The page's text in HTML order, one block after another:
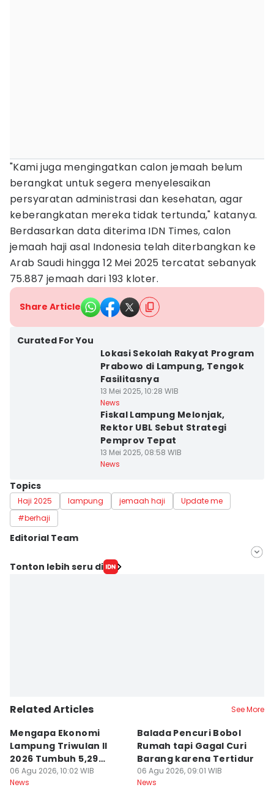
"Kami juga mengingatkan calon jemaah belum
berangkat untuk segera menyelesaikan
persyaratan administrasi dan kesehatan, agar
keberangkatan mereka tidak tertunda," katanya.
Berdasarkan data diterima IDN Times, calon
jemaah haji asal Indonesia telah diterbangkan ke
Arab Saudi hingga 12 Mei 2025 tercatat sebanyak
75.887 jemaah dari 193 kloter.
Share Article
Curated For You
Lokasi Sekolah Rakyat Program
Prabowo di Lampung, Tengok
Fasilitasnya
13 Mei 2025, 10:28 WIB
News
Fiskal Lampung Melonjak,
Rektor UBL Sebut Strategi
Pemprov Tepat
13 Mei 2025, 08:58 WIB
News
Topics
Haji 2025 lampung jemaah haji
Update me
#berhaji
Editorial Team
Editor
Tonton lebih seru di
Related Articles See More
Mengapa Ekonomi
Lampung Triwulan II
2026 Tumbuh 5,29
Persen?
06 Agu 2026, 10:02 WIB
News
Balada Pencuri Bobol
Rumah tapi Gagal Curi
Barang karena Tertidur
06 Agu 2026, 09:01 WIB
News